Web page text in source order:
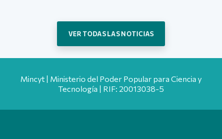
VER TODAS LAS NOTICIAS
Mincyt | Ministerio del Poder Popular para Ciencia y
Tecnología | RIF: 20013038-5